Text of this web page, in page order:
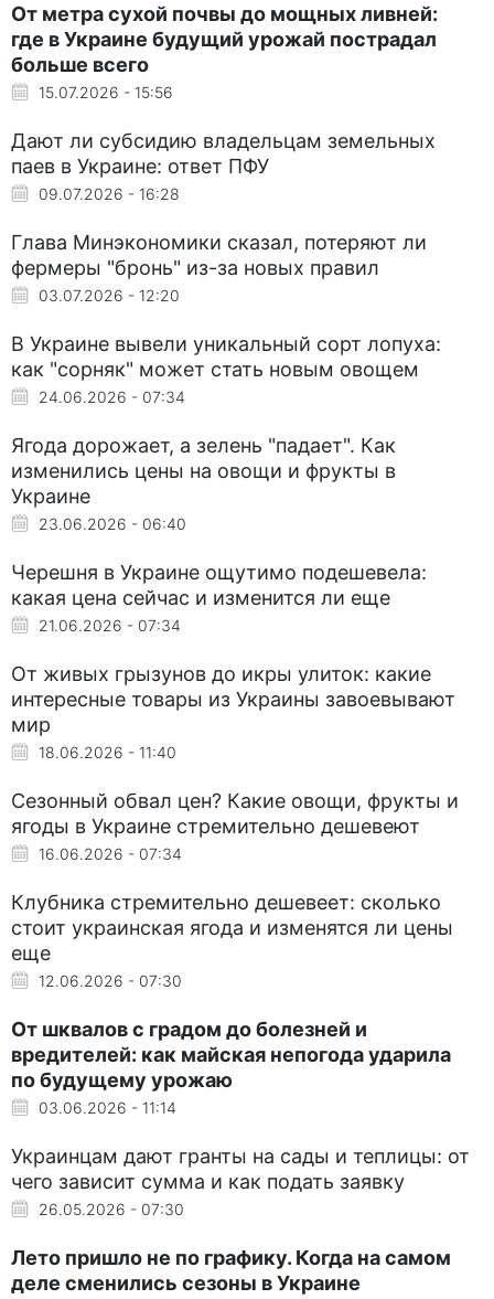
От метра сухой почвы до мощных ливней:
где в Украине будущий урожай пострадал
больше всего
15.07.2026 - 15:56
Дают ли субсидию владельцам земельных
паев в Украине: ответ ПФУ
09.07.2026 - 16:28
Глава Минэкономики сказал, потеряют ли
фермеры "бронь" из-за новых правил
03.07.2026 - 12:20
В Украине вывели уникальный сорт лопуха:
как "сорняк" может стать новым овощем
24.06.2026 - 07:34
Ягода дорожает, а зелень "падает". Как
изменились цены на овощи и фрукты в
Украине
23.06.2026 - 06:40
Черешня в Украине ощутимо подешевела:
какая цена сейчас и изменится ли еще
21.06.2026 - 07:34
От живых грызунов до икры улиток: какие
интересные товары из Украины завоевывают
мир
18.06.2026 - 11:40
Сезонный обвал цен? Какие овощи, фрукты и
ягоды в Украине стремительно дешевеют
16.06.2026 - 07:34
Клубника стремительно дешевеет: сколько
стоит украинская ягода и изменятся ли цены
еще
12.06.2026 - 07:30
От шквалов с градом до болезней и
вредителей: как майская непогода ударила
по будущему урожаю
03.06.2026 - 11:14
Украинцам дают гранты на сады и теплицы: от
чего зависит сумма и как подать заявку
26.05.2026 - 07:30
Лето пришло не по графику. Когда на самом
деле сменились сезоны в Украине